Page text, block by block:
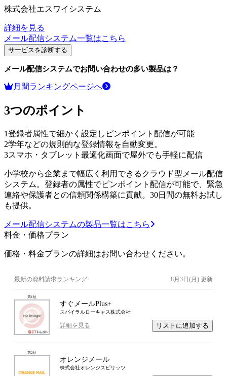
株式会社エスワイシステム
詳細を見る
メール配信システム一覧はこちら
サービスを診断する
メール配信システムでお問い合わせの多い製品は？
月間ランキングページへ
3つのポイント
1登録者属性で細かく設定しピンポイント配信が可能
2学年などの規則的な登録情報を自動変更。
3スマホ・タブレット最適化画面で屋外でも手軽に配信
小学校から企業まで幅広く利用できるクラウド型メール配信
システム。登録者の属性でピンポイント配信が可能で、緊急
連絡や保護者との信頼関係構築に貢献。30日間の無料お試し
も提供。
メール配信システムの製品一覧はこちら
料金・価格プラン
価格・料金プランの詳細はお問い合わせください。
最新の資料請求ランキング 8月3日(月) 更新
第1位
すぐメールPlus+
スパイラルローキャス株式会社
詳細を見る リストに追加する
第2位
オレンジメール
株式会社オレンジスピリッツ